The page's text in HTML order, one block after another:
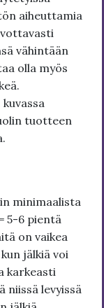
aiheuttamia
vähintään
olla myös
tuotteen
minimaalista
5-6 pientä
on vaikea
jälkiä voi
karkeasti
levyissä